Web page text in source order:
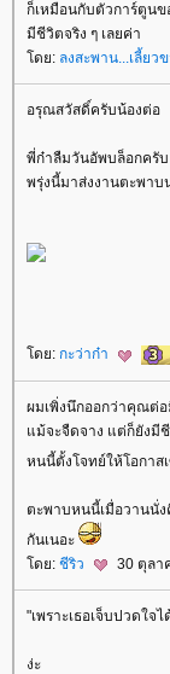
ก็เหมือนกับตัวการ์ตูน
มีชีวิตจริง ๆ เลยค่า
ดย: ลงสะพาน...เลี้ยว
อรุณสวัสดิ์ครับน้องต่อ
พี่ก๋าลืมวันอัพบล็อกครับ
พรุ่งนี้มาส่งงานตะพาบ
ดย: กะว่าก๋า
ผมเพิ่งนึกออกว่าคุณต่
ม้จะจืดจาง แต่ก็ยังมี
หนนี้ตั้งโจทย์ให้โอกาส
ตะพาบหนนี้เมื่อวานนั่ง
กันเนอะ
ดย: ชีริว 30 ตุลา
"เพราะเธอเจ็บปวดใจ
ง่ะ